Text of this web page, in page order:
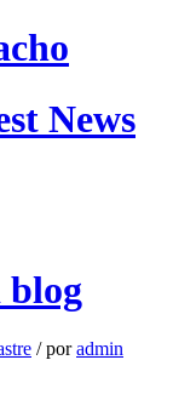
News
blog
/ poradmin